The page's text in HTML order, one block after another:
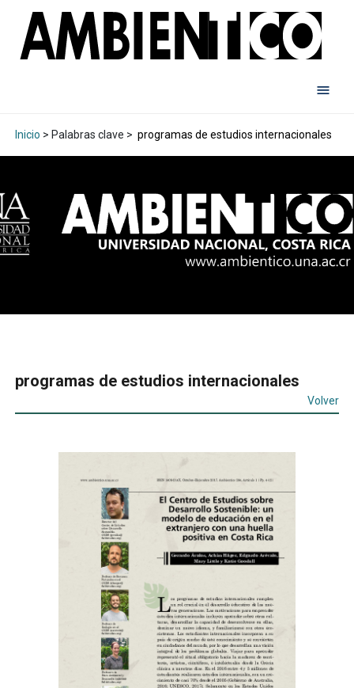
Inicio > Palabras clave > programas de estudios internacionales
programas de estudios internacionales
Volver